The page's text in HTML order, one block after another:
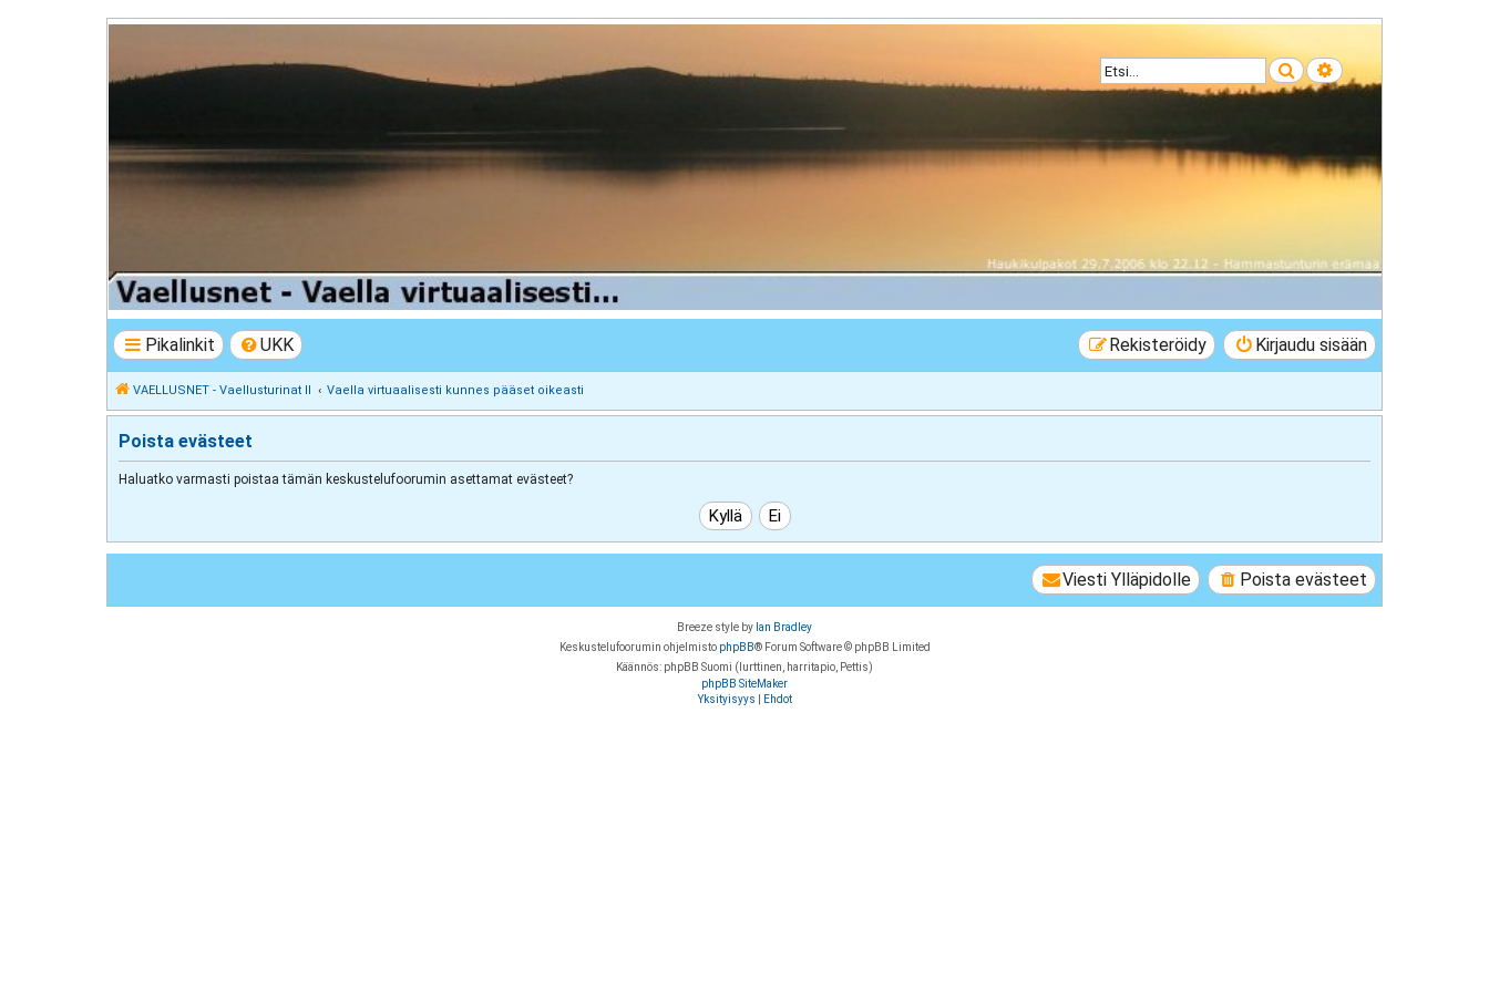
Etsi Tarkennettu haku
VAELLUSNET - Vaellusturinat II
Keskustelua vaeltamisesta ja Lapista
Pikalinkit UKK Kirjaudu sisään
Rekisteröidy
VAELLUSNET - Vaellusturinat II Vaella virtuaalisesti kunnes pääset oikeasti
Poista evästeet
Haluatko varmasti poistaa tämän keskustelufoorumin asettamat evästeet?
Poista evästeet
Viesti Ylläpidolle
Breeze style by Ian Bradley
Keskustelufoorumin ohjelmisto phpBB® Forum Software © phpBB Limited
Käännös: phpBB Suomi (lurttinen, harritapio, Pettis)
phpBB SiteMaker
Yksityisyys
Ehdot